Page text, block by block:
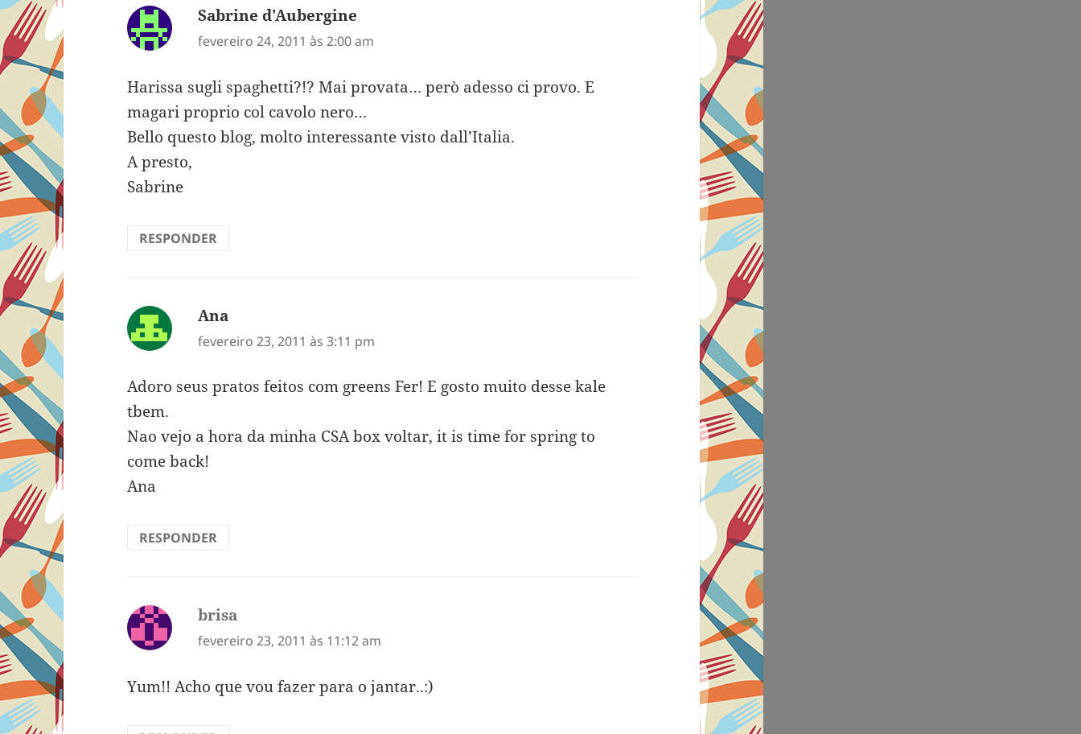
Sabrine d'Aubergine
fevereiro 24, 2011 às 2:00 am
Harissa sugli spaghetti?!? Mai provata… però adesso ci provo. E
magari proprio col cavolo nero…
Bello questo blog, molto interessante visto dall’Italia.
A presto,
Sabrine
RESPONDER
Ana
fevereiro 23, 2011 às 3:11 pm
Adoro seus pratos feitos com greens Fer! E gosto muito desse kale
tbem.
Nao vejo a hora da minha CSA box voltar, it is time for spring to
come back!
Ana
RESPONDER
brisa
fevereiro 23, 2011 às 11:12 am
Yum!! Acho que vou fazer para o jantar..:)